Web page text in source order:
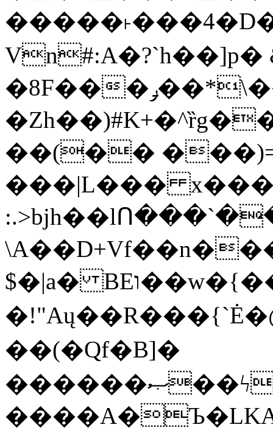
Vn#:A�?`h��]p�
�8F���ݛ��*\��U��S
��(��
���|L���
$�|a� BEו��w�{���;���q�X��d%�������W� hU�(�1�Ū}9�S�F<��i�L3�;�
��(�Qf�B]�
������ޞ��ϟak��r��_39$�8�p���7�2�yIZ�R��x��/